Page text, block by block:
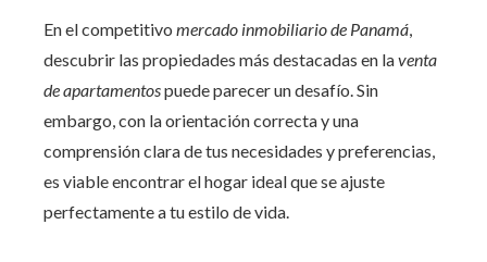
En el competitivo mercado inmobiliario de Panamá
descubrir las propiedades más destacadas en laventa
de apartamentospuede parecer un desafío. Sin
embargo, con la orientación correcta y una
comprensión clara de tus necesidades y preferencias,
es viable encontrar el hogar ideal que se ajuste
perfectamente a tu estilo de vida.